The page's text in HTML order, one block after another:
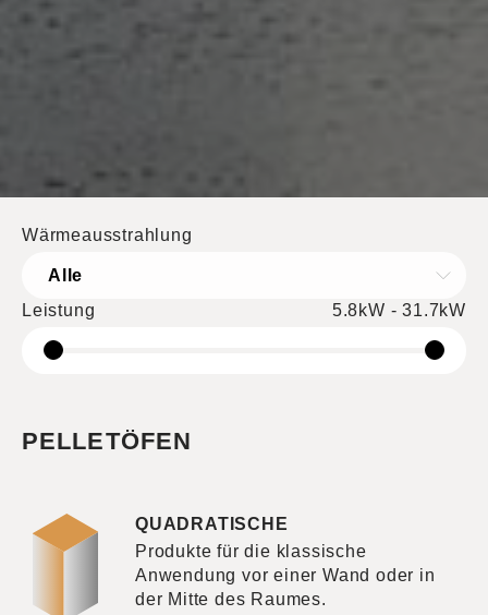
Wärmeausstrahlung
Alle
Leistung
5.8kW - 31.7kW
PELLETÖFEN
QUADRATISCHE
Produkte für die klassische
Anwendung vor einer Wand oder in
der Mitte des Raumes.